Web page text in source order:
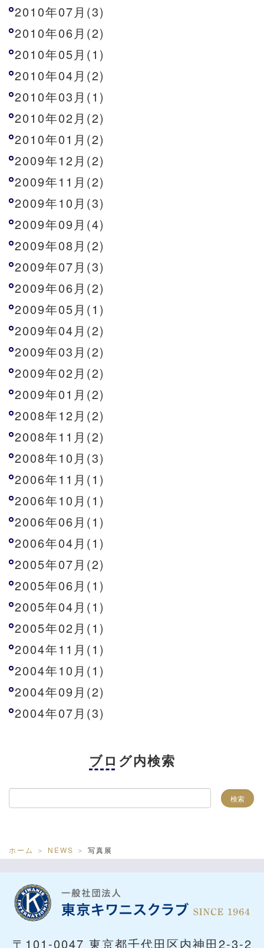
2010年07月(3)
2010年06月(2)
2010年05月(1)
2010年04月(2)
2010年03月(1)
2010年02月(2)
2010年01月(2)
2009年12月(2)
2009年11月(2)
2009年10月(3)
2009年09月(4)
2009年08月(2)
2009年07月(3)
2009年06月(2)
2009年05月(1)
2009年04月(2)
2009年03月(2)
2009年02月(2)
2009年01月(2)
2008年12月(2)
2008年11月(2)
2008年10月(3)
2006年11月(1)
2006年10月(1)
2006年06月(1)
2006年04月(1)
2005年07月(2)
2005年06月(1)
2005年04月(1)
2005年02月(1)
2004年11月(1)
2004年10月(1)
2004年09月(2)
2004年07月(3)
ブログ内検索
ホーム NEWS 写真展
〒101-0047 東京都千代田区内神田2-3-2